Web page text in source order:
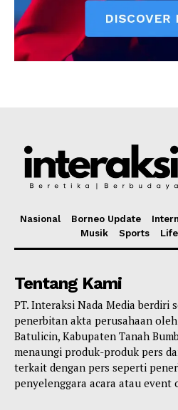
Nasional Borneo Update
Musik
Sports
Tentang Kami
PT. Interaksi Nada Media berdiri
penerbitan akta perusahaan
Batulicin, Kabupaten Tanah
menaungi produk-produk pers
terkait dengan pers seperti
penyelenggara acara atau event